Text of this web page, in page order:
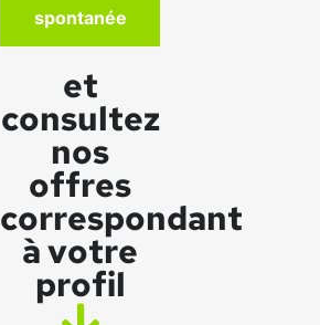
spontanée
et
consultez
nos
offres
correspondant
à votre
profil